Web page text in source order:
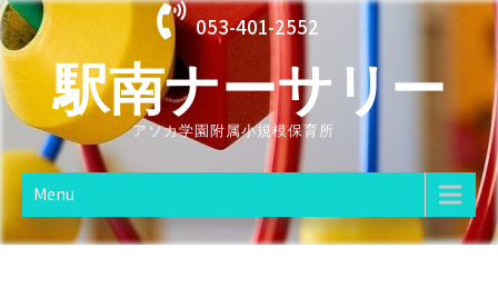
Skip
to
content
053-401-2552
駅南ナーサリー
アソカ学園附属小規模保育所
Menu